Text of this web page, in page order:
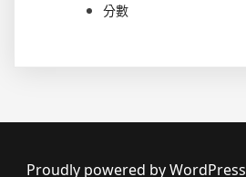
分數
Proudly powered by WordPress